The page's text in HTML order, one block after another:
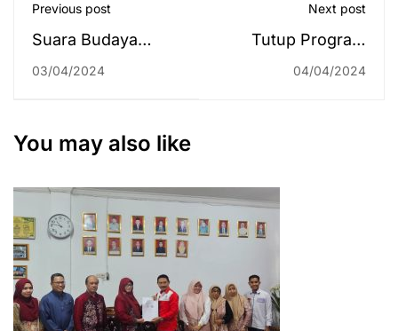
Previous post
Suara Budaya
Nusantara RRI Pro
03/04/2024
Next post
Tutup Program
KKN di Desa Batu
04/04/2024
You may also like